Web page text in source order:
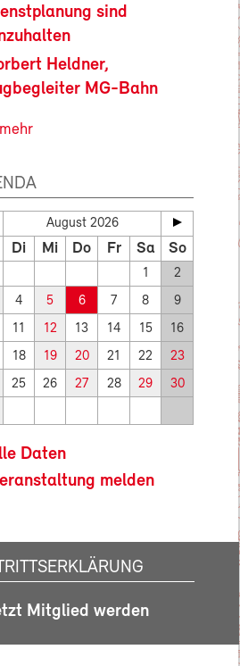
sind
Heldner,
MG-Bahn
August 2026
Di Mi Do Fr Sa So
1 2
4 5 6 7 8 9
11 12 13 14 15 16
18 19 20 21 22 23
25 26 27 28 29 30
Daten
melden
Mitglied werden